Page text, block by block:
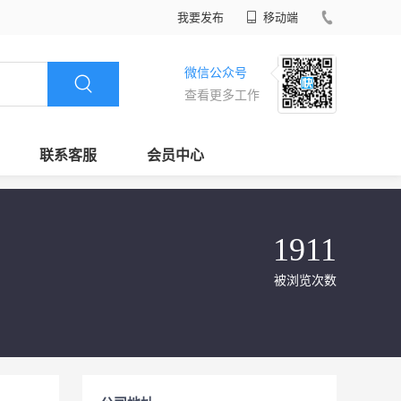
我要发布 移动端
微信公众号
查看更多工作
联系客服 会员中心
1911
被浏览次数